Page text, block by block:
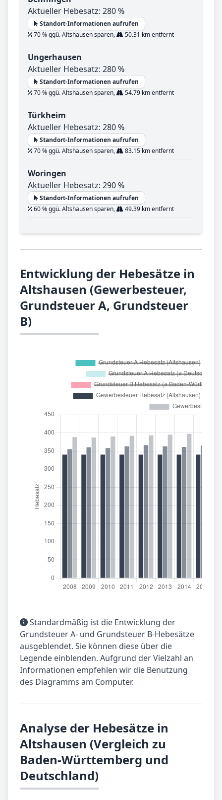
Aktueller Hebesatz: 280 %
Standort-Informationen aufrufen
70 % ggü. Altshausen sparen,
50.31 km entfernt
Ungerhausen
Aktueller Hebesatz: 280 %
Standort-Informationen aufrufen
70 % ggü. Altshausen sparen,
54.79 km entfernt
Türkheim
Aktueller Hebesatz: 280 %
Standort-Informationen aufrufen
70 % ggü. Altshausen sparen,
83.15 km entfernt
Woringen
Aktueller Hebesatz: 290 %
Standort-Informationen aufrufen
60 % ggü. Altshausen sparen,
49.39 km entfernt
Entwicklung der Hebesätze in
Altshausen (Gewerbesteuer,
Grundsteuer A, Grundsteuer
B)
Standardmäßig ist die Entwicklung der
Grundsteuer A- und Grundsteuer B-Hebesätze
ausgeblendet. Sie können diese über die
Legende einblenden. Aufgrund der Vielzahl an
Informationen empfehlen wir die Benutzung
des Diagramms am Computer.
Analyse der Hebesätze in
Altshausen (Vergleich zu
Baden-Württemberg und
Deutschland)